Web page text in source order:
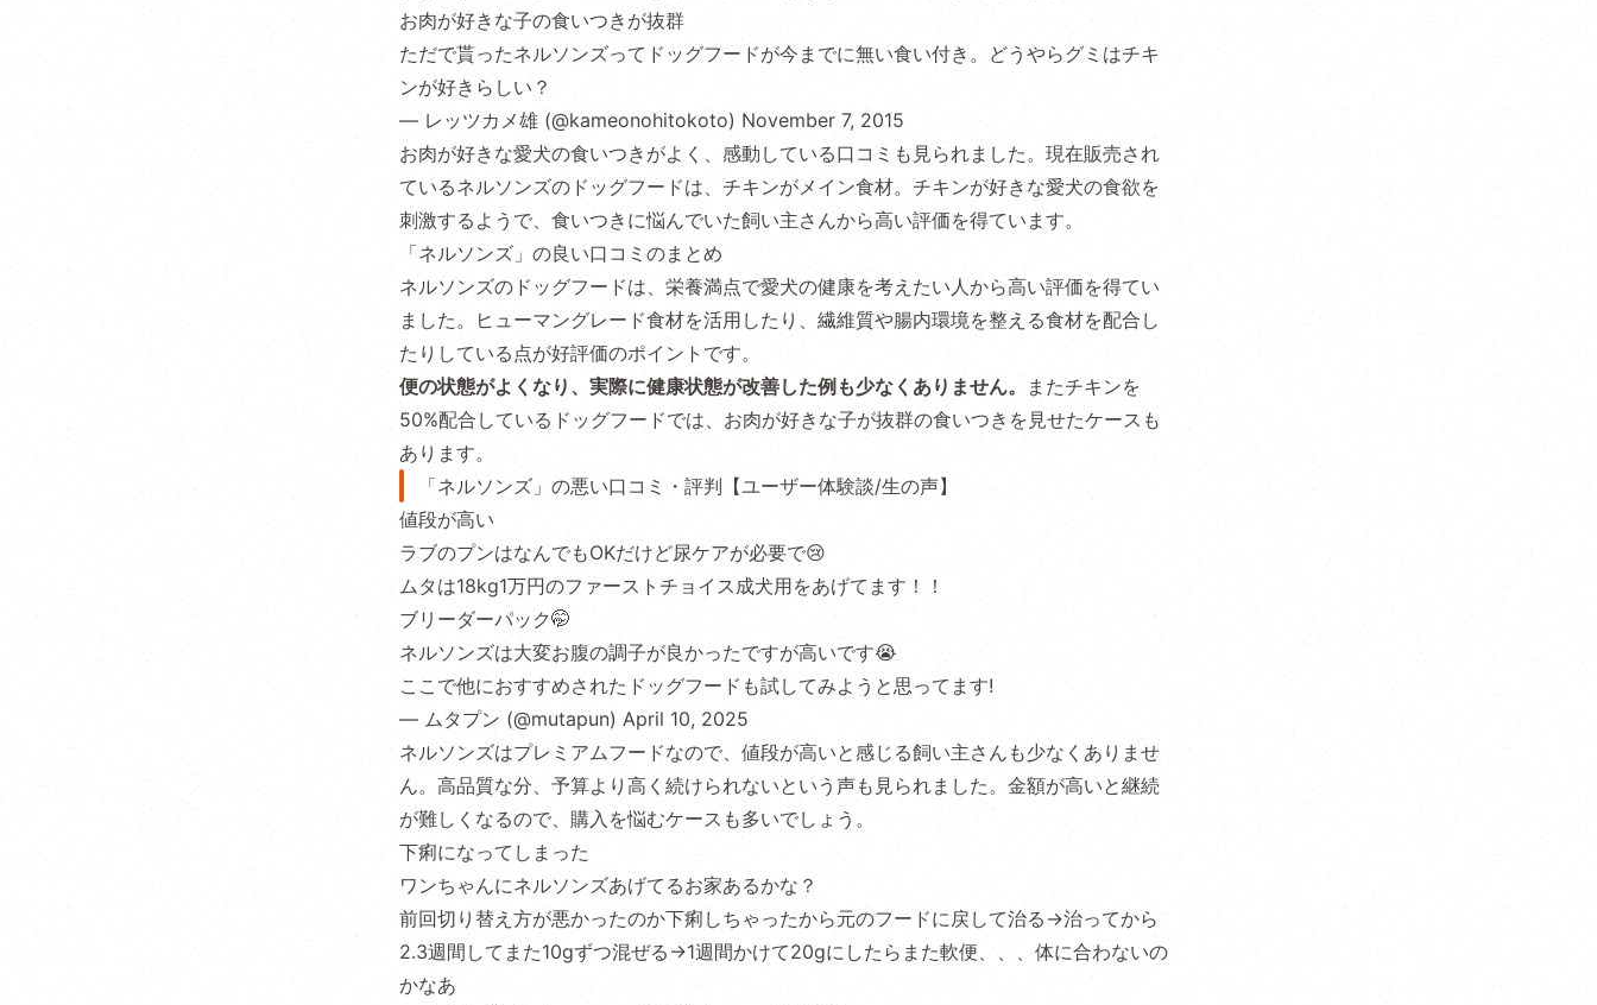
お肉が好きな子の食いつきが抜群
ただで貰ったネルソンズってドッグフードが今までに無い食い付き。どうやらグミはチキ
ンが好きらしい？
— レッツカメ雄 (@kameonohitokoto) November 7, 2015
お肉が好きな愛犬の食いつきがよく、感動している口コミも見られました。現在販売され
ているネルソンズのドッグフードは、チキンがメイン食材。チキンが好きな愛犬の食欲を
刺激するようで、食いつきに悩んでいた飼い主さんから高い評価を得ています。
「ネルソンズ」の良い口コミのまとめ
ネルソンズのドッグフードは、栄養満点で愛犬の健康を考えたい人から高い評価を得てい
ました。ヒューマングレード食材を活用したり、繊維質や腸内環境を整える食材を配合し
たりしている点が好評価のポイントです。
便の状態がよくなり、実際に健康状態が改善した例も少なくありません。
またチキンを
50%配合しているドッグフードでは、お肉が好きな子が抜群の食いつきを見せたケースも
あります。
「ネルソンズ」の悪い口コミ・評判【ユーザー体験談/生の声】
値段が高い
ラブのプンはなんでもOKだけど尿ケアが必要で😢
ムタは18kg1万円のファーストチョイス成犬用をあげてます！！
ブリーダーパック🤭
ネルソンズは大変お腹の調子が良かったですが高いです😭
ここで他におすすめされたドッグフードも試してみようと思ってます!
— ムタプン (@mutapun) April 10, 2025
ネルソンズはプレミアムフードなので、値段が高いと感じる飼い主さんも少なくありませ
ん。高品質な分、予算より高く続けられないという声も見られました。金額が高いと継続
が難しくなるので、購入を悩むケースも多いでしょう。
下痢になってしまった
ワンちゃんにネルソンズあげてるお家あるかな？
前回切り替え方が悪かったのか下痢しちゃったから元のフードに戻して治る→治ってから
2.3週間してまた10gずつ混ぜる→1週間かけて20gにしたらまた軟便、、、体に合わないの
かなあ